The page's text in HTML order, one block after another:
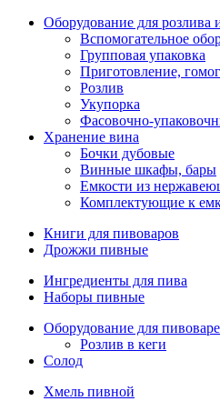
Оборудование для розлива
Вспомогательное
Групповая упаковка
Приготовление,
Розлив
Укупорка
Фасовочно-
Хранение вина
Бочки дубовые
Винные шкафы, бары
Емкости из
Комплектующие к
Книги для пивоваров
Дрожжи пивные
Ингредиенты для пива
Наборы пивные
Оборудование для
Розлив в кеги
Солод
Хмель пивной